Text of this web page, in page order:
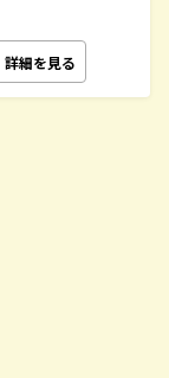
詳細を見る